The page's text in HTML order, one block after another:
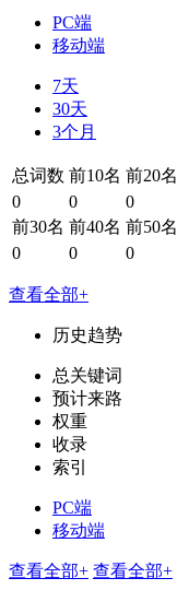
PC端
移动端
7天
30天
3个月
总词数 前10名 前20名
0
0
0
前30名 前40名 前50名
0
0 0
查看全部+
历史趋势
总关键词
预计来路
权重
收录
索引
PC端
移动端
查看全部+ 查看全部+